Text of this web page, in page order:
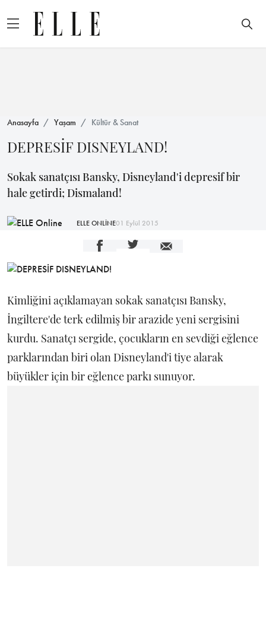
Anasayfa Yaşam Kültür & Sanat
DEPRESİF DISNEYLAND!
Sokak sanatçısı Bansky, Disneyland'i depresif bir
hale getirdi; Dismaland!
ELLE ONLİNE01 Eylül 2015
Kimliğini açıklamayan sokak sanatçısı Bansky,
İngiltere'de terk edilmiş bir arazide yeni sergisini
kurdu. Sanatçı sergide, çocukların en sevdiği eğlence
parklarından biri olan Disneyland'i tiye alarak
büyükler için bir eğlence parkı sunuyor.